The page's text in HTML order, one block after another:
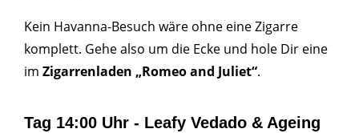
Kein Havanna-Besuch wäre ohne eine Zigarre
komplett. Gehe also um die Ecke und hole Dir eine
im Zigarrenladen „Romeo and Juliet“.
Tag 14:00 Uhr - Leafy Vedado & Ageing